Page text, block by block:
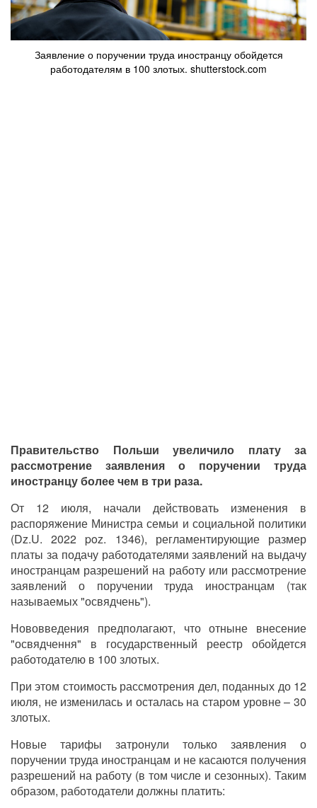
Заявление о поручении труда иностранцу обойдется
работодателям в 100 злотых. shutterstock.com
Правительство Польши увеличило плату за
рассмотрение заявления о поручении труда
иностранцу более чем в три раза.
От 12 июля, начали действовать изменения в
распоряжение Министра семьи и социальной политики
(Dz.U. 2022 poz. 1346), регламентирующие размер
платы за подачу работодателями заявлений на выдачу
иностранцам разрешений на работу или рассмотрение
заявлений о поручении труда иностранцам (так
называемых "освядчень").
Нововведения предполагают, что отныне внесение
"освядчення" в государственный реестр обойдется
работодателю в 100 злотых.
При этом стоимость рассмотрения дел, поданных до 12
июля, не изменилась и осталась на старом уровне – 30
злотых.
Новые тарифы затронули только заявления о
поручении труда иностранцам и не касаются получения
разрешений на работу (в том числе и сезонных). Таким
образом, работодатели должны платить: